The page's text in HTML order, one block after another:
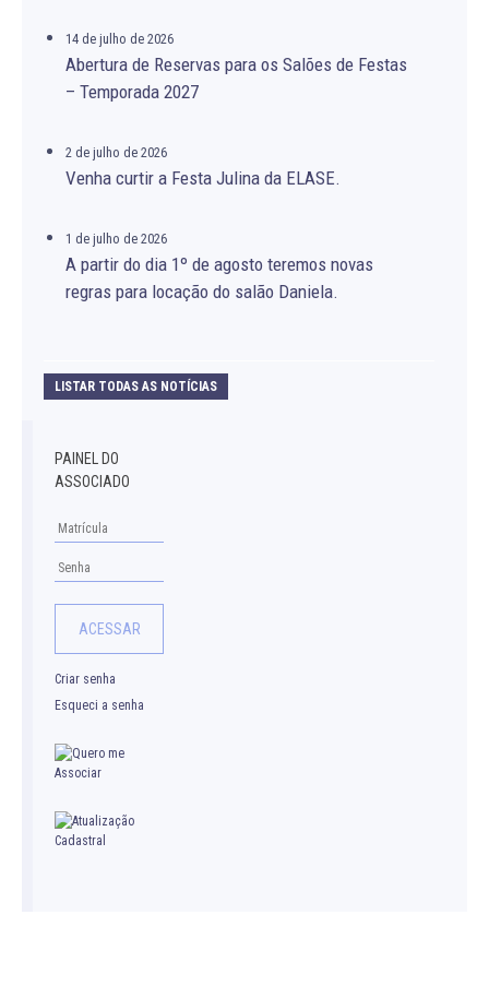
14 de julho de 2026
Abertura de Reservas para os Salões de Festas
– Temporada 2027
2 de julho de 2026
Venha curtir a Festa Julina da ELASE.
1 de julho de 2026
A partir do dia 1º de agosto teremos novas
regras para locação do salão Daniela.
LISTAR TODAS AS NOTÍCIAS
PAINEL DO
ASSOCIADO
Criar senha
Esqueci a senha